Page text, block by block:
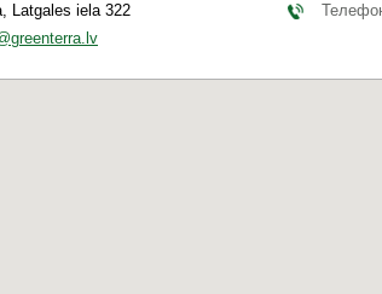
Latgales iela 322